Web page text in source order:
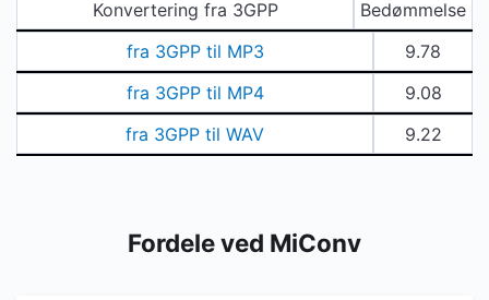
Konvertering fra 3GPP
Bedømmelse
fra 3GPP til MP3
9.78
fra 3GPP til MP4
9.08
fra 3GPP til WAV
9.22
Fordele ved MiConv